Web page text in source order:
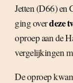
Jetten (D66) en
ging overdeze
oproep aan de
vergelijkingen
De oproep